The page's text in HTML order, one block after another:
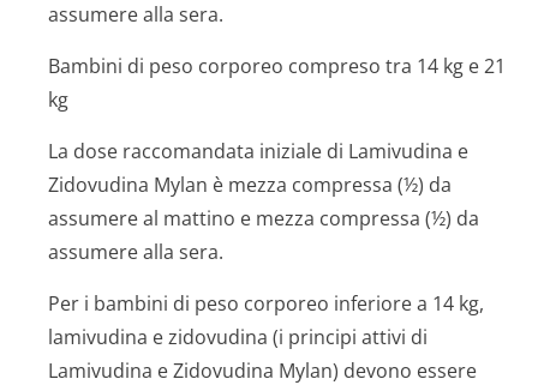
assumere alla sera.
Bambini di peso corporeo compreso tra 14 kg e 21
kg
La dose raccomandata iniziale di Lamivudina e
Zidovudina Mylan è mezza compressa (½) da
assumere al mattino e mezza compressa (½) da
assumere alla sera.
Per i bambini di peso corporeo inferiore a 14 kg,
lamivudina e zidovudina (i principi attivi di
Lamivudina e Zidovudina Mylan) devono essere